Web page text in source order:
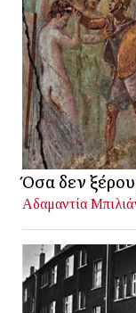
Όσα δεν
Αδαμαντία